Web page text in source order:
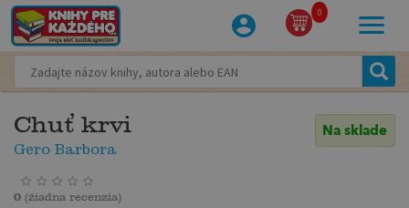
0
Chuť krvi
Gero Barbora
Na sklade
0 (žiadna recenzia)